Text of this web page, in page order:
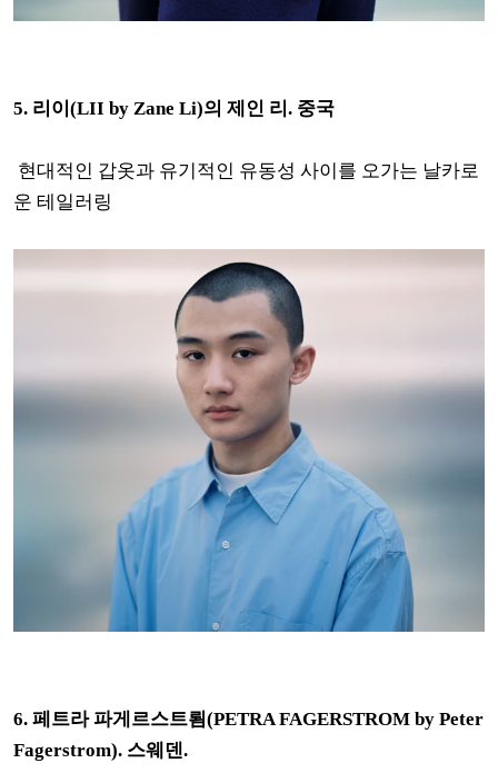
5. 리이(LII by Zane Li)의 제인 리. 중국
현대적인 갑옷과 유기적인 유동성 사이를 오가는 날카로
운 테일러링
6. 페트라 파게르스트룀(PETRA FAGERSTROM by Peter
Fagerstrom). 스웨덴.